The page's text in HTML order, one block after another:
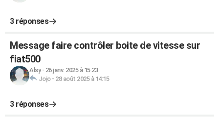
3 réponses
Message faire contrôler boite de vitesse sur
fiat500
Alsy- 26 janv. 2025 à 15:23
Jojo- 28 août 2025 à 14:15
3 réponses